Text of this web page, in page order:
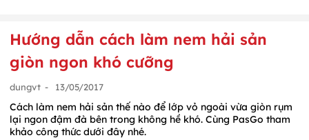
Hướng dẫn cách làm nem hải sản
giòn ngon khó cưỡng
dungvt - 13/05/2017
Cách làm nem hải sản thế nào để lớp vỏ ngoài vừa giòn rụm
lại ngon đậm đà bên trong không hề khó. Cùng PasGo tham
khảo công thức dưới đây nhé.